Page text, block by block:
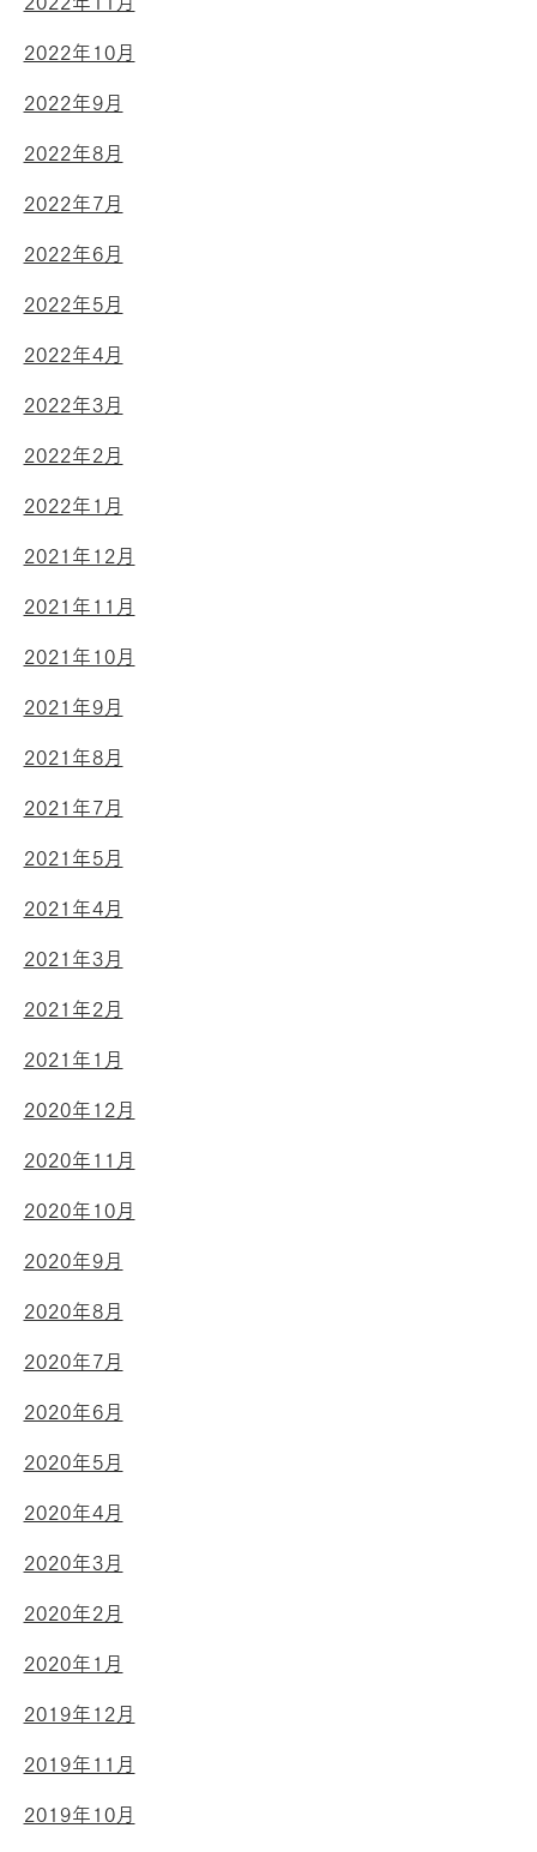
2022年10月
2022年9月
2022年8月
2022年7月
2022年6月
2022年5月
2022年4月
2022年3月
2022年2月
2022年1月
2021年12月
2021年11月
2021年10月
2021年9月
2021年8月
2021年7月
2021年5月
2021年4月
2021年3月
2021年2月
2021年1月
2020年12月
2020年11月
2020年10月
2020年9月
2020年8月
2020年7月
2020年6月
2020年5月
2020年4月
2020年3月
2020年2月
2020年1月
2019年12月
2019年11月
2019年10月